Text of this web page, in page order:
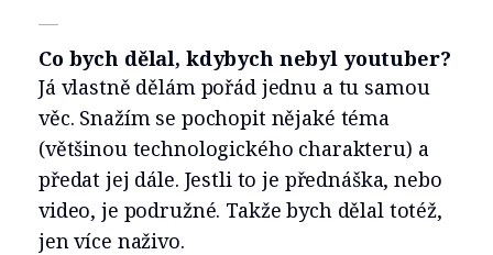
—
Co bych dělal, kdybych nebyl youtuber?
Já vlastně dělám pořád jednu a tu samou
věc. Snažím se pochopit nějaké téma
(většinou technologického charakteru) a
předat jej dále. Jestli to je přednáška, nebo
video, je podružné. Takže bych dělal totéž,
jen více naživo.